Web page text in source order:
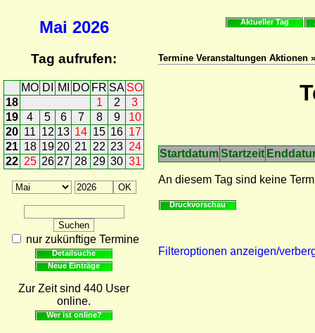
Mai 2026
Tag aufrufen:
MO DI MI DO FR SA SO
18
1 2
3
19
4 5 6 7 8 9
10
20 11 12 13 14 15 16 17
21 18 19 20 21 22 23 24
22 25 26 27 28 29 30 31
nur zukünftige Termine
Detailsuche
Neue Einträge
Zur Zeit sind 440 User
online.
Wer ist online?
Aktueller Tag
Termine Veranstaltungen Aktionen
StartdatumStartzeit
An diesem Tag sind keine
Druckvorschau
Filteroptionen anzeigen/